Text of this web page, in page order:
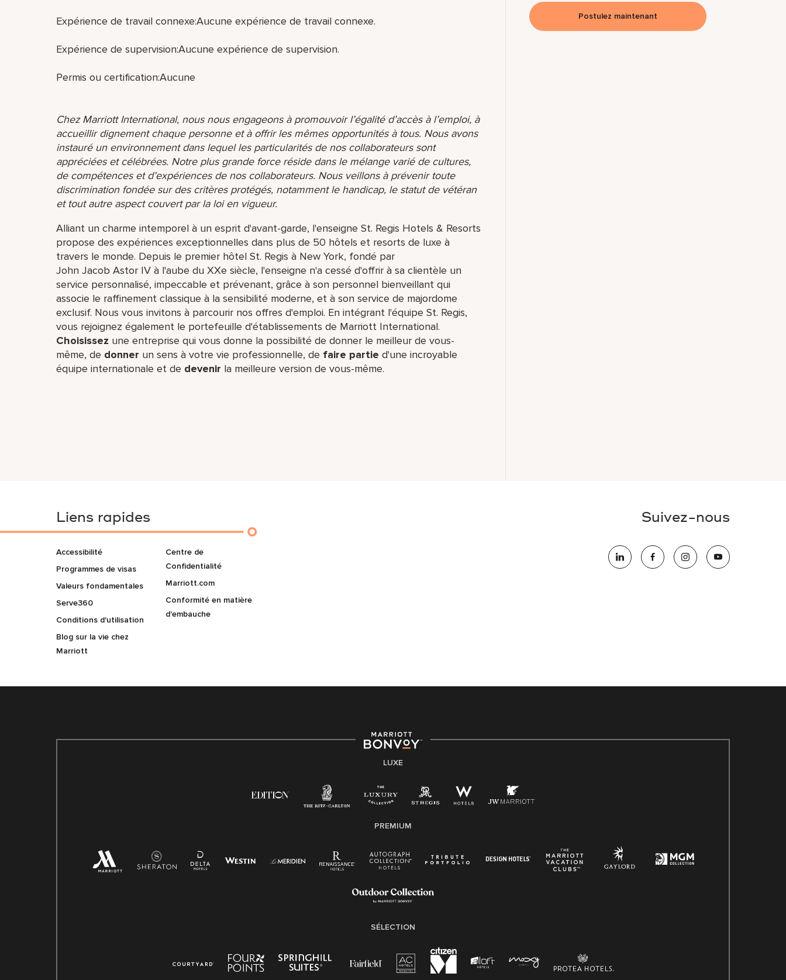
Expérience de travail connexe:Aucune expérience de travail connexe.
Expérience de supervision:Aucune expérience de supervision.
Permis ou certification:Aucune
Chez Marriott International, nous nous engageons à promouvoir l’égalité d’accès à l’emploi, à
accueillir dignement chaque personne et à offrir les mêmes opportunités à tous. Nous avons
instauré un environnement dans lequel les particularités de nos collaborateurs sont
appréciées et célébrées. Notre plus grande force réside dans le mélange varié de cultures,
de compétences et d’expériences de nos collaborateurs. Nous veillons à prévenir toute
discrimination fondée sur des critères protégés, notamment le handicap, le statut de vétéran
et tout autre aspect couvert par la loi en vigueur.
Alliant un charme intemporel à un esprit d'avant-garde, l'enseigne St. Regis Hotels & Resorts
propose des expériences exceptionnelles dans plus de 50 hôtels et resorts de luxe à
travers le monde. Depuis le premier hôtel St. Regis à New York, fondé par
John Jacob Astor IV à l'aube du XXe siècle, l'enseigne n'a cessé d'offrir à sa clientèle un
service personnalisé, impeccable et prévenant, grâce à son personnel bienveillant qui
associe le raffinement classique à la sensibilité moderne, et à son service de majordome
exclusif. Nous vous invitons à parcourir nos offres d'emploi. En intégrant l'équipe St. Regis,
vous rejoignez également le portefeuille d'établissements de Marriott International.
Choisissez une entreprise qui vous donne la possibilité de donner le meilleur de vous-
même,​ de donner un sens à votre vie professionnelle, de faire partie d'une incroyable
équipe​ internationale et de devenir la meilleure version de vous-même.
Postulez maintenant
Liens rapides
Accessibilité
Programmes de visas
Valeurs fondamentales
Serve360
Conditions d'utilisation
Blog sur la vie chez
Marriott
Centre de
Confidentialité
Marriott.com
Conformité en matière
d'embauche
Suivez-nous
LUXE
PREMIUM
SÉLECTION